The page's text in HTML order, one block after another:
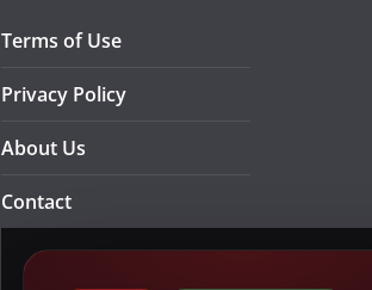
Terms of Use
Privacy Policy
About Us
Contact